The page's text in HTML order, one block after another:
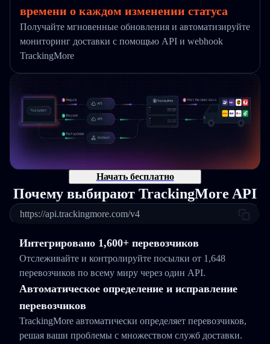
времени о каждом изменении статуса
Получайте мгновенные обновления и автоматизируйте
мониторинг доставки с помощью API и webhook
TrackingMore
Начать бесплатно
Почему выбирают TrackingMore API
https://api.trackingmore.com/v4
Интегрировано 1,600+ перевозчиков
Отслеживайте и контролируйте посылки от 1,648
перевозчиков по всему миру через один API.
Автоматическое определение и исправление
перевозчиков
TrackingMore автоматически определяет перевозчиков,
решая ваши проблемы с множеством служб доставки.